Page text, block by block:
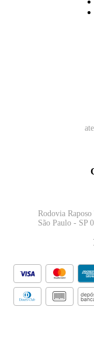
Rodovia
São Paulo - SP